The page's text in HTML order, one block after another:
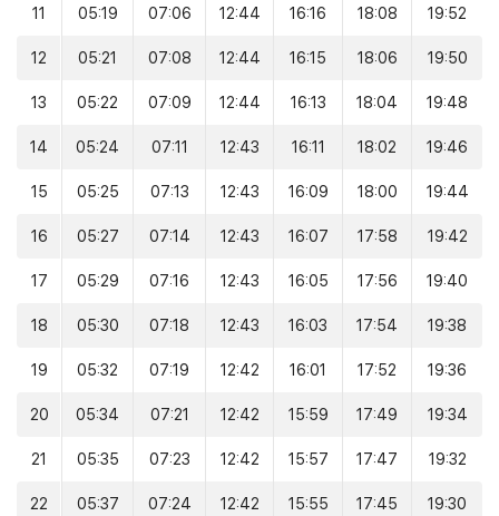
11 05:19 07:06 12:44 16:16 18:08 19:52
12 05:21 07:08 12:44 16:15 18:06 19:50
13 05:22 07:09 12:44 16:13 18:04 19:48
14 05:24 07:11 12:43 16:11 18:02 19:46
15 05:25 07:13 12:43 16:09 18:00 19:44
16 05:27 07:14 12:43 16:07 17:58 19:42
17 05:29 07:16 12:43 16:05 17:56 19:40
18 05:30 07:18 12:43 16:03 17:54 19:38
19 05:32 07:19 12:42 16:01 17:52 19:36
20 05:34 07:21 12:42 15:59 17:49 19:34
21 05:35 07:23 12:42 15:57 17:47 19:32
22 05:37 07:24 12:42 15:55 17:45 19:30